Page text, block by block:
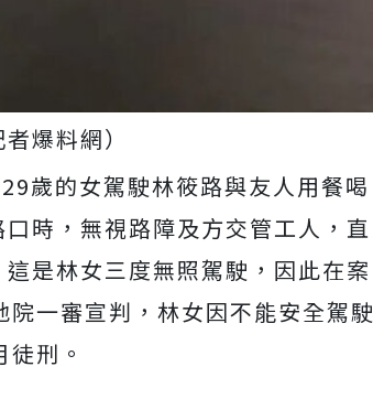
爆料網）
29歲的女駕駛林筱路與友人用餐喝
時，無視路障及方交管工人，直
是林女三度無照駕駛，因此在案
院一審宣判，林女因不能安全駕駛
徒刑。